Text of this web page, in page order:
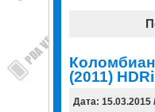
(2011)
Дата: 15.03.2015